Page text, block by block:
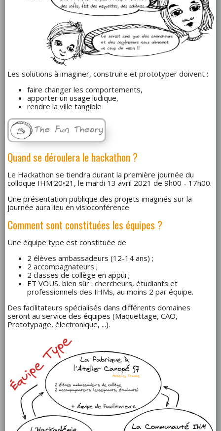
Les solutions à imaginer, construire et prototyper doivent :
faire changer les comportements,
apporter un usage ludique,
rendre la ville tangible
Quand se déroulera le hackathon ?
Le Hackathon se tiendra durant la première journée du
colloque IHM'20•21, le mardi 13 avril 2021 de 9h00 - 17h00.
Une présentation publique des projets imaginés sur la
journée aura lieu en visioconférence
Comment sont constituées les équipes ?
Une équipe type est constituée de
2 élèves ambassadeurs (12-14 ans) ;
2 accompagnateurs ;
2 classes de collège en appui ;
ET VOUS, bien sûr : chercheurs, étudiants et
professionnels des IHMs, au moins 2 par équipe.
Des facilitateurs spécialisés dans différents domaines
seront au service des équipes (Maquettage, CAO,
Prototypage, électronique, ...).